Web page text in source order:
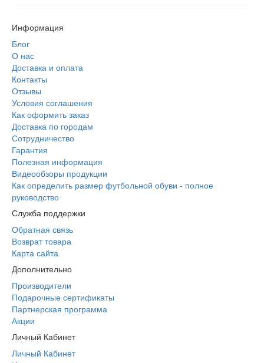
Информация
Блог
О нас
Доставка и оплата
Контакты
Отзывы
Условия соглашения
Как оформить заказ
Доставка по городам
Сотрудничество
Гарантия
Полезная информация
Видеообзоры продукции
Как определить размер футбольной обуви - полное
руководство
Служба поддержки
Обратная связь
Возврат товара
Карта сайта
Дополнительно
Производители
Подарочные сертификаты
Партнерская программа
Акции
Личный Кабинет
Личный Кабинет